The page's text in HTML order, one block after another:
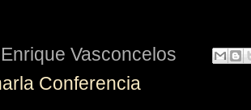
Enrique Vasconcelos
Conferencia